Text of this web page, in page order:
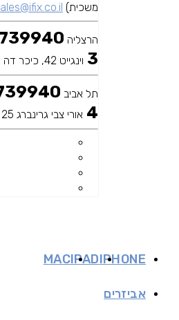
משכית)
הרצליה
3 וינגייט 42, כיכר דה שליט
תל אביב
4 אורי צבי גרינברג 25
IPHONE
IPAD
MAC
אביזרים